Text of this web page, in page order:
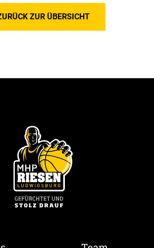
ZUR ÜBERSICHT